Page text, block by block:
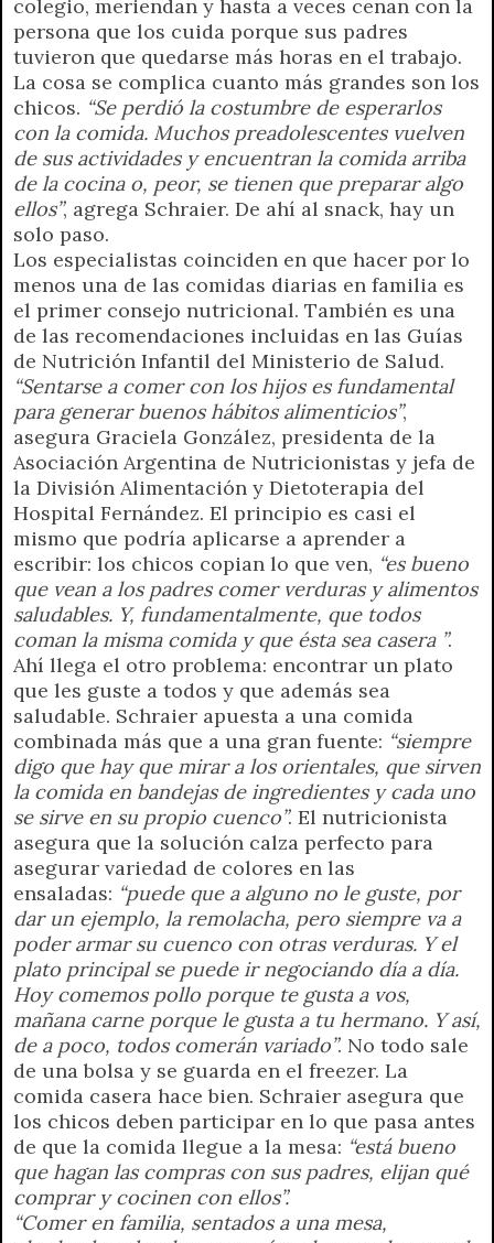
colegio, meriendan y hasta a veces cenan con la
persona que los cuida porque sus padres
tuvieron que quedarse más horas en el trabajo.
La cosa se complica cuanto más grandes son los
chicos. “Se perdió la costumbre de esperarlos
con la comida. Muchos preadolescentes vuelven
de sus actividades y encuentran la comida arriba
de la cocina o, peor, se tienen que preparar algo
ellos”, agrega Schraier. De ahí al snack, hay un
solo paso.
Los especialistas coinciden en que hacer por lo
menos una de las comidas diarias en familia es
el primer consejo nutricional. También es una
de las recomendaciones incluidas en las Guías
de Nutrición Infantil del Ministerio de Salud.
“Sentarse a comer con los hijos es fundamental
para generar buenos hábitos alimenticios”,
asegura Graciela González, presidenta de la
Asociación Argentina de Nutricionistas y jefa de
la División Alimentación y Dietoterapia del
Hospital Fernández. El principio es casi el
mismo que podría aplicarse a aprender a
escribir: los chicos copian lo que ven, “es bueno
que vean a los padres comer verduras y alimentos
saludables. Y, fundamentalmente, que todos
coman la misma comida y que ésta sea casera ”.
Ahí llega el otro problema: encontrar un plato
que les guste a todos y que además sea
saludable. Schraier apuesta a una comida
combinada más que a una gran fuente: “siempre
digo que hay que mirar a los orientales, que sirven
la comida en bandejas de ingredientes y cada uno
se sirve en su propio cuenco”. El nutricionista
asegura que la solución calza perfecto para
asegurar variedad de colores en las
ensaladas: “puede que a alguno no le guste, por
dar un ejemplo, la remolacha, pero siempre va a
poder armar su cuenco con otras verduras. Y el
plato principal se puede ir negociando día a día.
Hoy comemos pollo porque te gusta a vos,
mañana carne porque le gusta a tu hermano. Y así,
de a poco, todos comerán variado”. No todo sale
de una bolsa y se guarda en el freezer. La
comida casera hace bien. Schraier asegura que
los chicos deben participar en lo que pasa antes
de que la comida llegue a la mesa: “está bueno
que hagan las compras con sus padres, elijan qué
comprar y cocinen con ellos”.
“Comer en familia, sentados a una mesa,